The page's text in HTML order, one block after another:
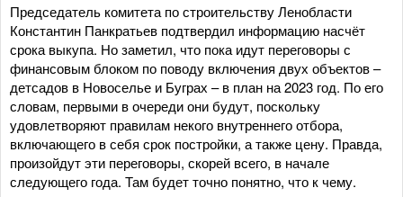
Председатель комитета по строительству Ленобласти
Константин Панкратьев подтвердил информацию насчёт
срока выкупа. Но заметил, что пока идут переговоры с
финансовым блоком по поводу включения двух объектов –
детсадов в Новоселье и Буграх – в план на 2023 год. По его
словам, первыми в очереди они будут, поскольку
удовлетворяют правилам некого внутреннего отбора,
включающего в себя срок постройки, а также цену. Правда,
произойдут эти переговоры, скорей всего, в начале
следующего года. Там будет точно понятно, что к чему.